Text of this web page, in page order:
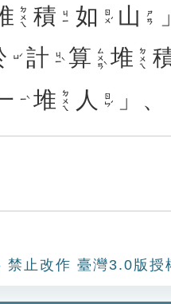
ㄉㄨㄟ 積 ㄐㄧ 如 ㄖㄨˊ 山 ㄕㄢ
ㄩˊ 計 ㄐㄧˋ 算 ㄙㄨㄢˋ 堆 ㄉㄨㄟ
ㄧˋ 堆 ㄉㄨㄟ 人 ㄖㄣˊ 」、
禁止改作 臺灣3.0版授